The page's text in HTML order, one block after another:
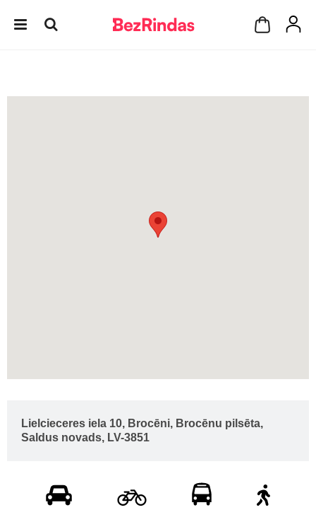
Lielcieceres iela 10, Brocēni, Brocēnu pilsēta,
Saldus novads, LV-3851